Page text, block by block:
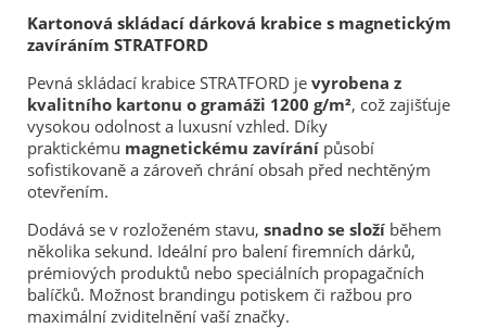
Kartonová skládací dárková krabice s magnetickým
zavíráním STRATFORD
Pevná skládací krabice STRATFORD je vyrobena z
kvalitního kartonu o gramáži 1200 g/m², což zajišťuje
vysokou odolnost a luxusní vzhled. Díky
praktickému magnetickému zavírání působí
sofistikovaně a zároveň chrání obsah před nechtěným
otevřením.
Dodává se v rozloženém stavu, snadno se složí během
několika sekund. Ideální pro balení firemních dárků,
prémiových produktů nebo speciálních propagačních
balíčků. Možnost brandingu potiskem či ražbou pro
maximální zviditelnění vaší značky.